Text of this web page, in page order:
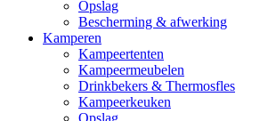
Opslag
Bescherming & afwerking
Kamperen
Kampeertenten
Kampeermeubelen
Drinkbekers & Thermosfles
Kampeerkeuken